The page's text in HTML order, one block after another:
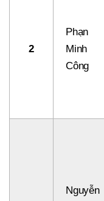
2
Phạn
Minh
Công
Nguyễn